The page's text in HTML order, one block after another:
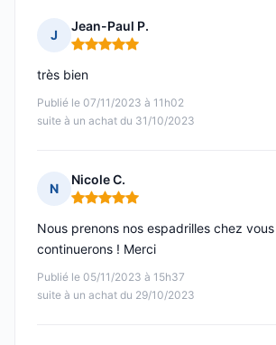
J
Jean-Paul P.
Note : 5 sur 5
Publié le 07/11/2023 à 11h02
suite à un achat du 31/10/2023
très bien
N
Nicole C.
Note : 5 sur 5
Publié le 05/11/2023 à 15h37
suite à un achat du 29/10/2023
Nous prenons nos espadrilles chez
continuerons ! Merci